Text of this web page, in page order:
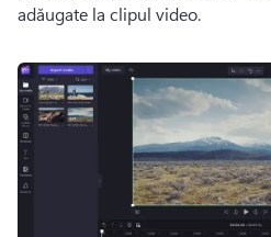
adăugate la clipul video.